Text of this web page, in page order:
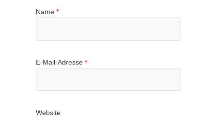
Name *
E-Mail-Adresse *
Website